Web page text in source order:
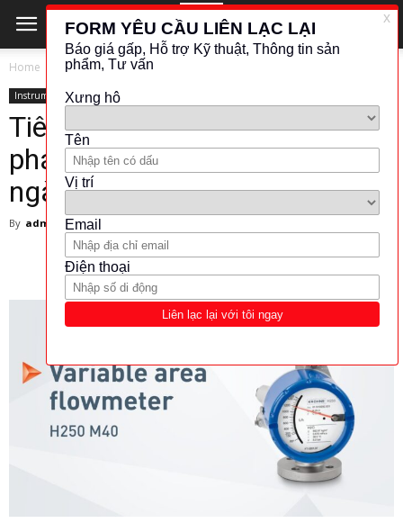
Home Instrument
Instrument
Tiêu đề: “H250 M40 – Giải
pháp đo lương hiệu quả cho
ngành công nghiệp | KROHNE”
By admin - 14 March 2025